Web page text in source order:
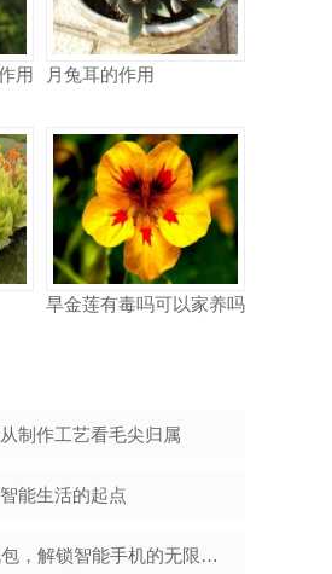
用 月兔耳的作用
旱金莲有毒吗可以家养吗
制作工艺看毛尖归属
能生活的起点
小米Mix 2S刷机包，解锁智能手机的无限可能